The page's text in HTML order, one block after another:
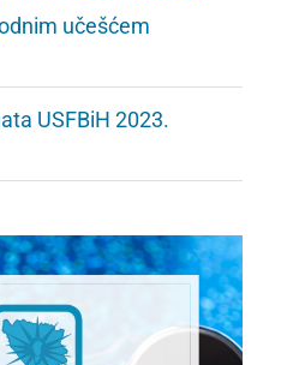
učešćem
USFBiH 2023.